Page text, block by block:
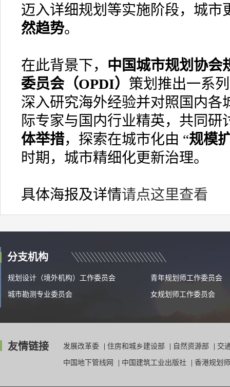
迈入详细规划等实施阶段，城市
然趋势。
在此背景下， 中国城市规划协会
委员会（OPDI） 策划推出一系列
深入研究海外经验并对照国内各
际专家与国内行业精英，共同研
体举措，探索在城市化由 “规模
时期，城市精细化更新治理。
具体海报及详情请点这里查看
分支机构
规划设计（境外机构）工作委员会 青年规划师工作委员会
城市勘测专业委员会 女规划师工作委员会
友情链接 发展改革委 住房和城乡建设部 自然资源部 交
中国地下管线网 中国建筑工业出版社 香港规划